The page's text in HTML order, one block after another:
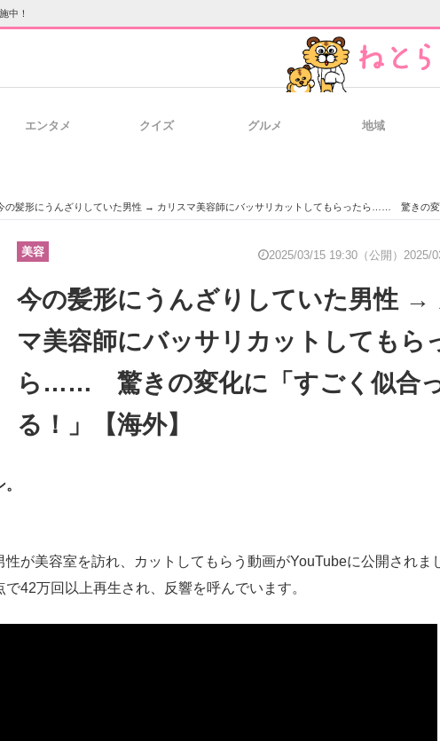
中！
方のヒント
専門サイト
エレクトロニクス専門サイト
ネットの話題
エンタメ クイズ グルメ 地域
の髪形にうんざりしていた男性 → カリスマ美容師にバッサリカットしてもらったら…… 驚きの変化に「すごく
美容 2025/03/15 19:30（公開） 2025/
今の髪形にうんざりしていた男性 →
マ美容師にバッサリカットしてもら
ら…… 驚きの変化に「すごく似合
る！」【海外】
が美容室を訪れ、カットしてもらう動画がYouTubeに公開されま
42万回以上再生され、反響を呼んでいます。